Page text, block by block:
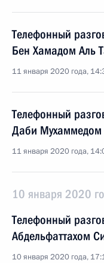
Телефонный
Бен Хамадом Аль
11 января 2020 года,
Телефонный
Даби Мухаммедом
11 января 2020 года,
10 января 2020
Телефонный
Абдельфаттахом
10 января 2020 года,